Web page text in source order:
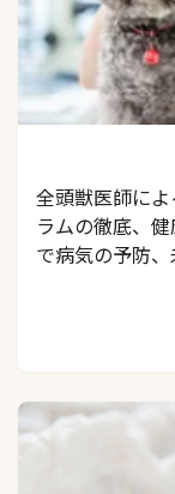
全頭獣医師に
ラムの徹底、
で病気の予防、